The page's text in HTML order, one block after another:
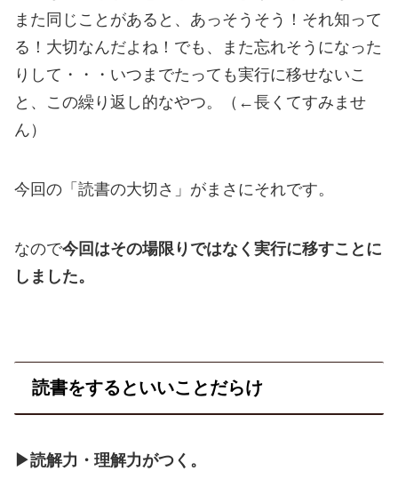
また同じことがあると、あっそうそう！それ知って
る！大切なんだよね！でも、また忘れそうになった
りして・・・いつまでたっても実行に移せないこ
と、この繰り返し的なやつ。（←長くてすみませ
ん）
今回の「読書の大切さ」がまさにそれです。
なので今回はその場限りではなく実行に移すことに
しました。
読書をするといいことだらけ
▶読解力・理解力がつく。